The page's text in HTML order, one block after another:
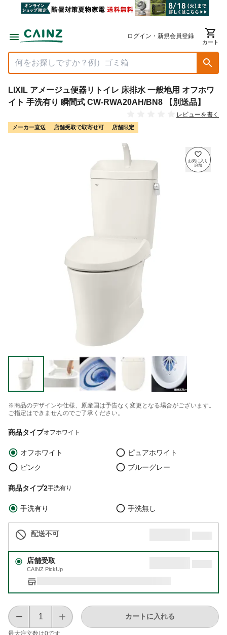
ログイン・新規会員登録
カート
LIXIL アメージュ便器リトイレ 床排水 一般地用 オフホワ
イト 手洗有り 瞬間式 CW-RWA20AH/BN8 【別送品】
レビューを書く
メーカー直送 店舗受取で取寄せ可 店舗限定
※商品のデザインや仕様、原産国は予告なく変更となる場合がございます。
ご指定はできませんのでご了承ください。
商品タイプオフホワイト
オフホワイト
ピュアホワイト
ピンク
ブルーグレー
商品タイプ2手洗有り
手洗有り 手洗無し
配送不可
店舗受取
CAINZ PickUp
最大注文数は0です
カートに入れる